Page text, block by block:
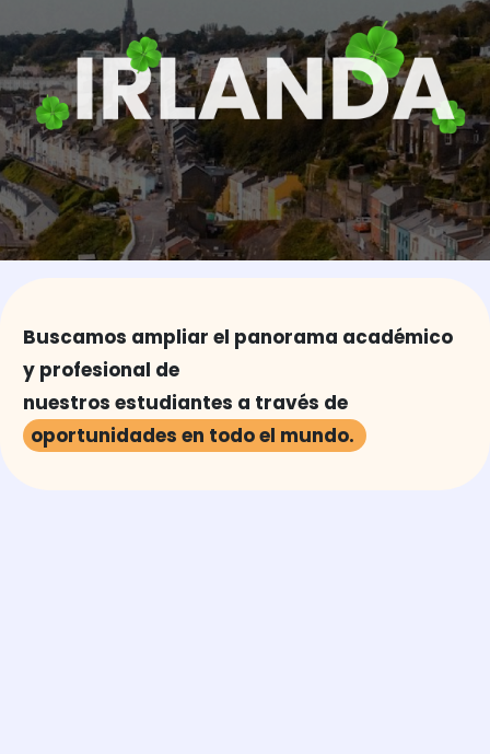
Buscamos ampliar el panorama académico
y profesional de
nuestros estudiantes a través de
oportunidades en todo el mundo. ​